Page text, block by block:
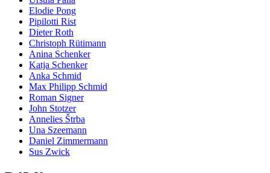
Elodie Pong
Pipilotti Rist
Dieter Roth
Christoph Rütimann
Anina Schenker
Katja Schenker
Anka Schmid
Max Philipp Schmid
Roman Signer
John Stotzer
Annelies Štrba
Una Szeemann
Daniel Zimmermann
Sus Zwick